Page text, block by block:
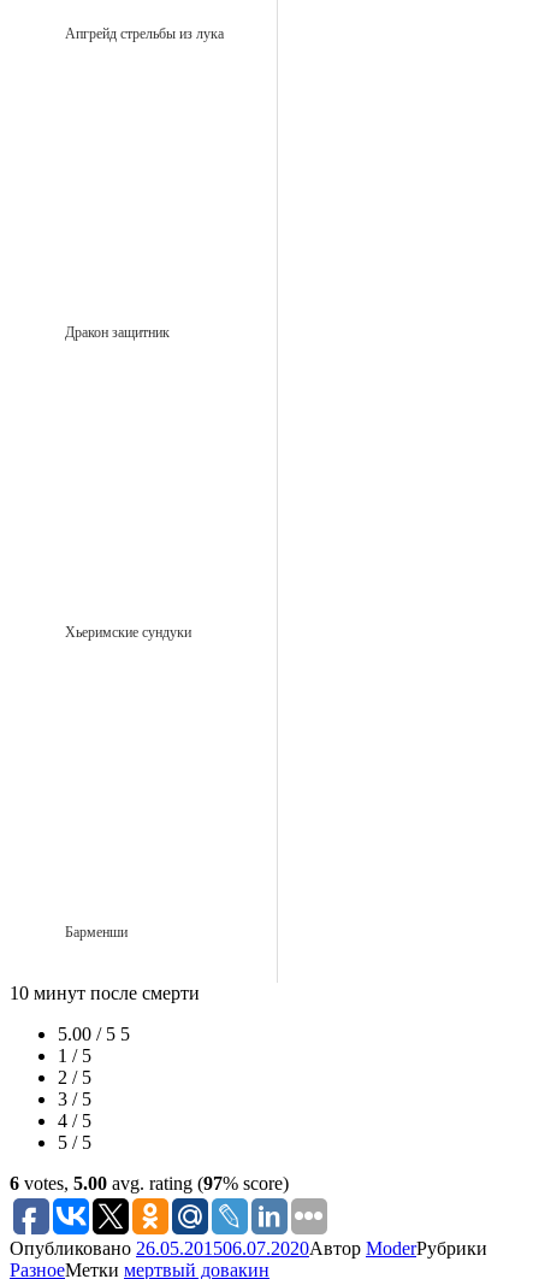
Апгрейд стрельбы из лука
Дракон защитник
Хьеримские сундуки
Барменши
10 минут после смерти
5.00 / 5 5
1 / 5
2 / 5
3 / 5
4 / 5
5 / 5
6 votes, 5.00 avg. rating (97% score)
Опубликовано 26.05.201506.07.2020Автор ModerРубрики
РазноеМетки мертвый довакин